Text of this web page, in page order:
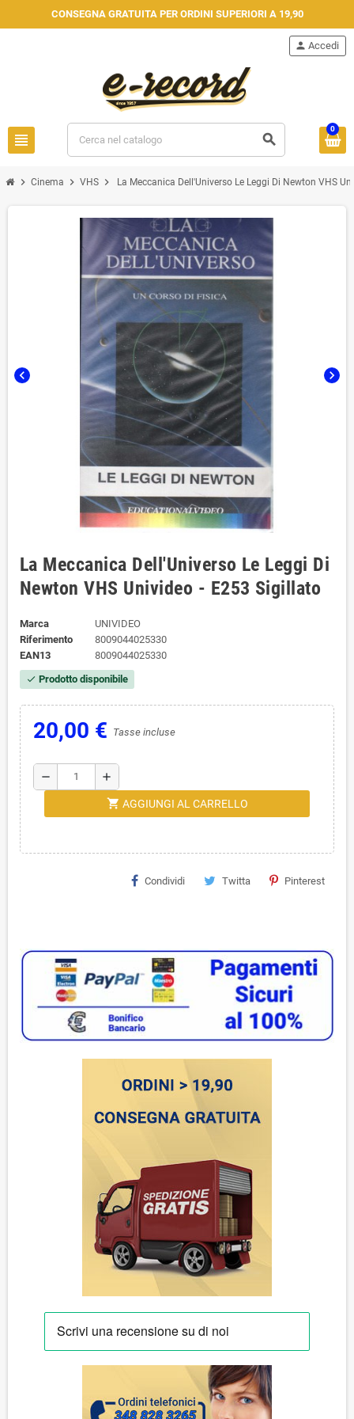
CONSEGNA GRATUITA PER ORDINI SUPERIORI A 19,90
view_headline search
person Accedi
0
chevron_right Cinema chevron_right VHS chevron_right La Meccanica Dell'Universo Le Leggi Di Newton VHS
chevron_left chevron_right
La Meccanica Dell'Universo Le Leggi Di
Newton VHS Univideo - E253 Sigillato
Marca
UNIVIDEO
Riferimento
8009044025330
EAN13
8009044025330
check Prodotto disponibile
20,00 € Tasse incluse
remove add
shopping_cart AGGIUNGI AL CARRELLO
Condividi Twitta Pinterest